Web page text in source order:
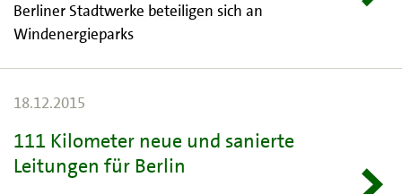
Berliner Stadtwerke beteiligen sich an
Windenergieparks
18.12.2015
111 Kilometer neue und sanierte
Leitungen für Berlin